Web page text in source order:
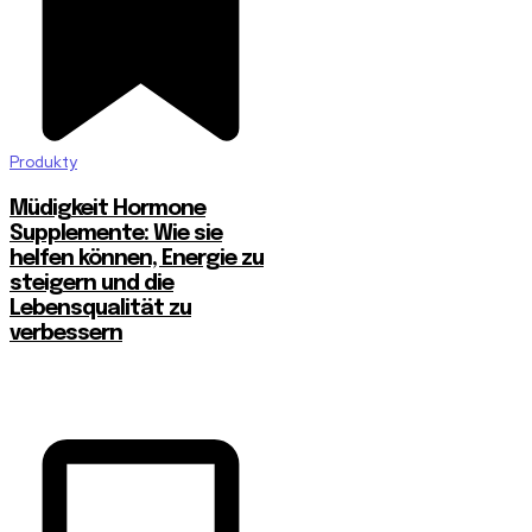
Produkty
Müdigkeit Hormone
Supplemente: Wie sie
helfen können, Energie zu
steigern und die
Lebensqualität zu
verbessern